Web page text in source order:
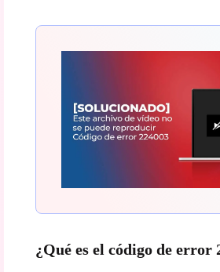
¿Qué es el código de error